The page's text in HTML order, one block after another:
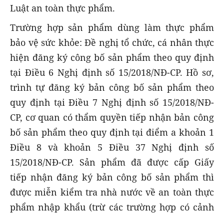
Luật an toàn thực phẩm.
Trường hợp sản phẩm dùng làm thực phẩm
bảo vệ sức khỏe: Đề nghị tổ chức, cá nhân thực
hiện đăng ký công bố sản phẩm theo quy định
tại Điều 6 Nghị định số 15/2018/NĐ-CP. Hồ sơ,
trình tự đăng ký bản công bố sản phẩm theo
quy định tại Điều 7 Nghị định số 15/2018/NĐ-
CP, cơ quan có thẩm quyền tiếp nhận bản công
bố sản phẩm theo quy định tại điểm a khoản 1
Điều 8 và khoản 5 Điều 37 Nghị định số
15/2018/NĐ-CP. Sản phẩm đã được cấp Giấy
tiếp nhận đăng ký bản công bố sản phẩm thì
được miễn kiểm tra nhà nước về an toàn thực
phẩm nhập khẩu (trừ các trường hợp có cảnh